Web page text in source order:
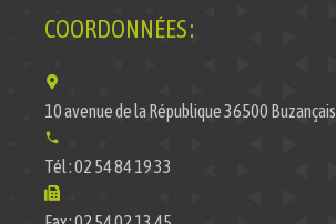
COORDONNÉES :
10 avenue de la République 36500 Buzançais
Tél : 02 54 84 19 33